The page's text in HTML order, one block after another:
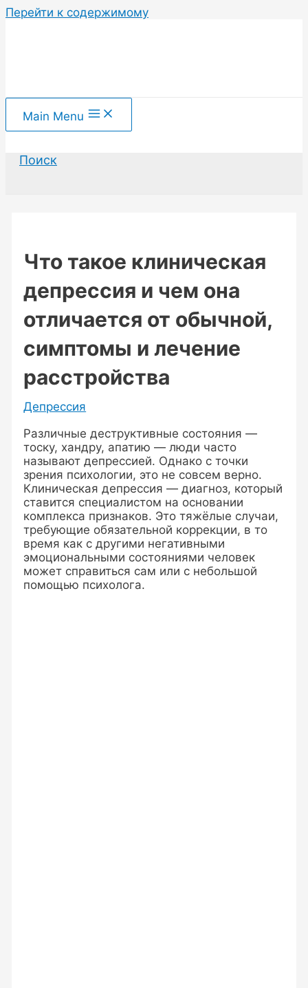
Перейти к содержимому
Main Menu
Поиск
Что такое клиническая
депрессия и чем она
отличается от обычной,
симптомы и лечение
расстройства
Депрессия
Различные деструктивные состояния —
тоску, хандру, апатию — люди часто
называют депрессией. Однако с точки
зрения психологии, это не совсем верно.
Клиническая депрессия — диагноз, который
ставится специалистом на основании
комплекса признаков. Это тяжёлые случаи,
требующие обязательной коррекции, в то
время как с другими негативными
эмоциональными состояниями человек
может справиться сам или с небольшой
помощью психолога.